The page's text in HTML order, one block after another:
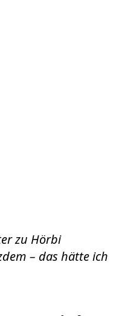
zu Hörbi
– das hätte ich